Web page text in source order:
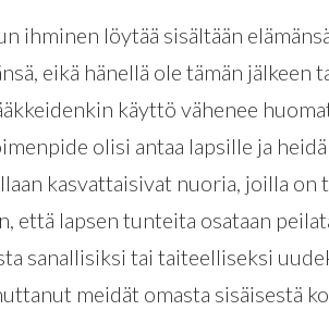
ihminen löytää sisältään
eikä hänellä ole tämän
käyttö vähenee
olisi antaa lapsille ja
kasvattaisivat nuoria, joilla
että lapsen tunteita osataan
sanallisiksi tai taiteelliseksi
meidät omasta sisäisestä